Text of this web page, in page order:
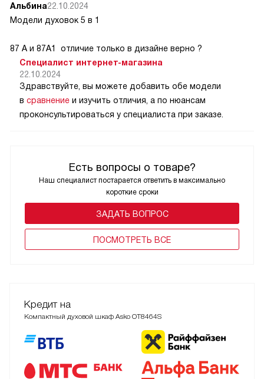
Есть вопросы о товаре?
Наш специалист постарается ответить в максимально
короткие сроки
ЗАДАТЬ ВОПРОС
ПОCМОТРЕТЬ ВСЕ
Альбина22.10.2024
Модели духовок 5 в 1
87 А и 87А1 отличие только в дизайне верно ?
Специалист интернет-магазина
22.10.2024
Здравствуйте, вы можете добавить обе модели
в сравнение и изучить отличия, а по нюансам
проконсультироваться у специалиста при заказе.
Кредит на
Компактный духовой шкаф Asko OT8464S